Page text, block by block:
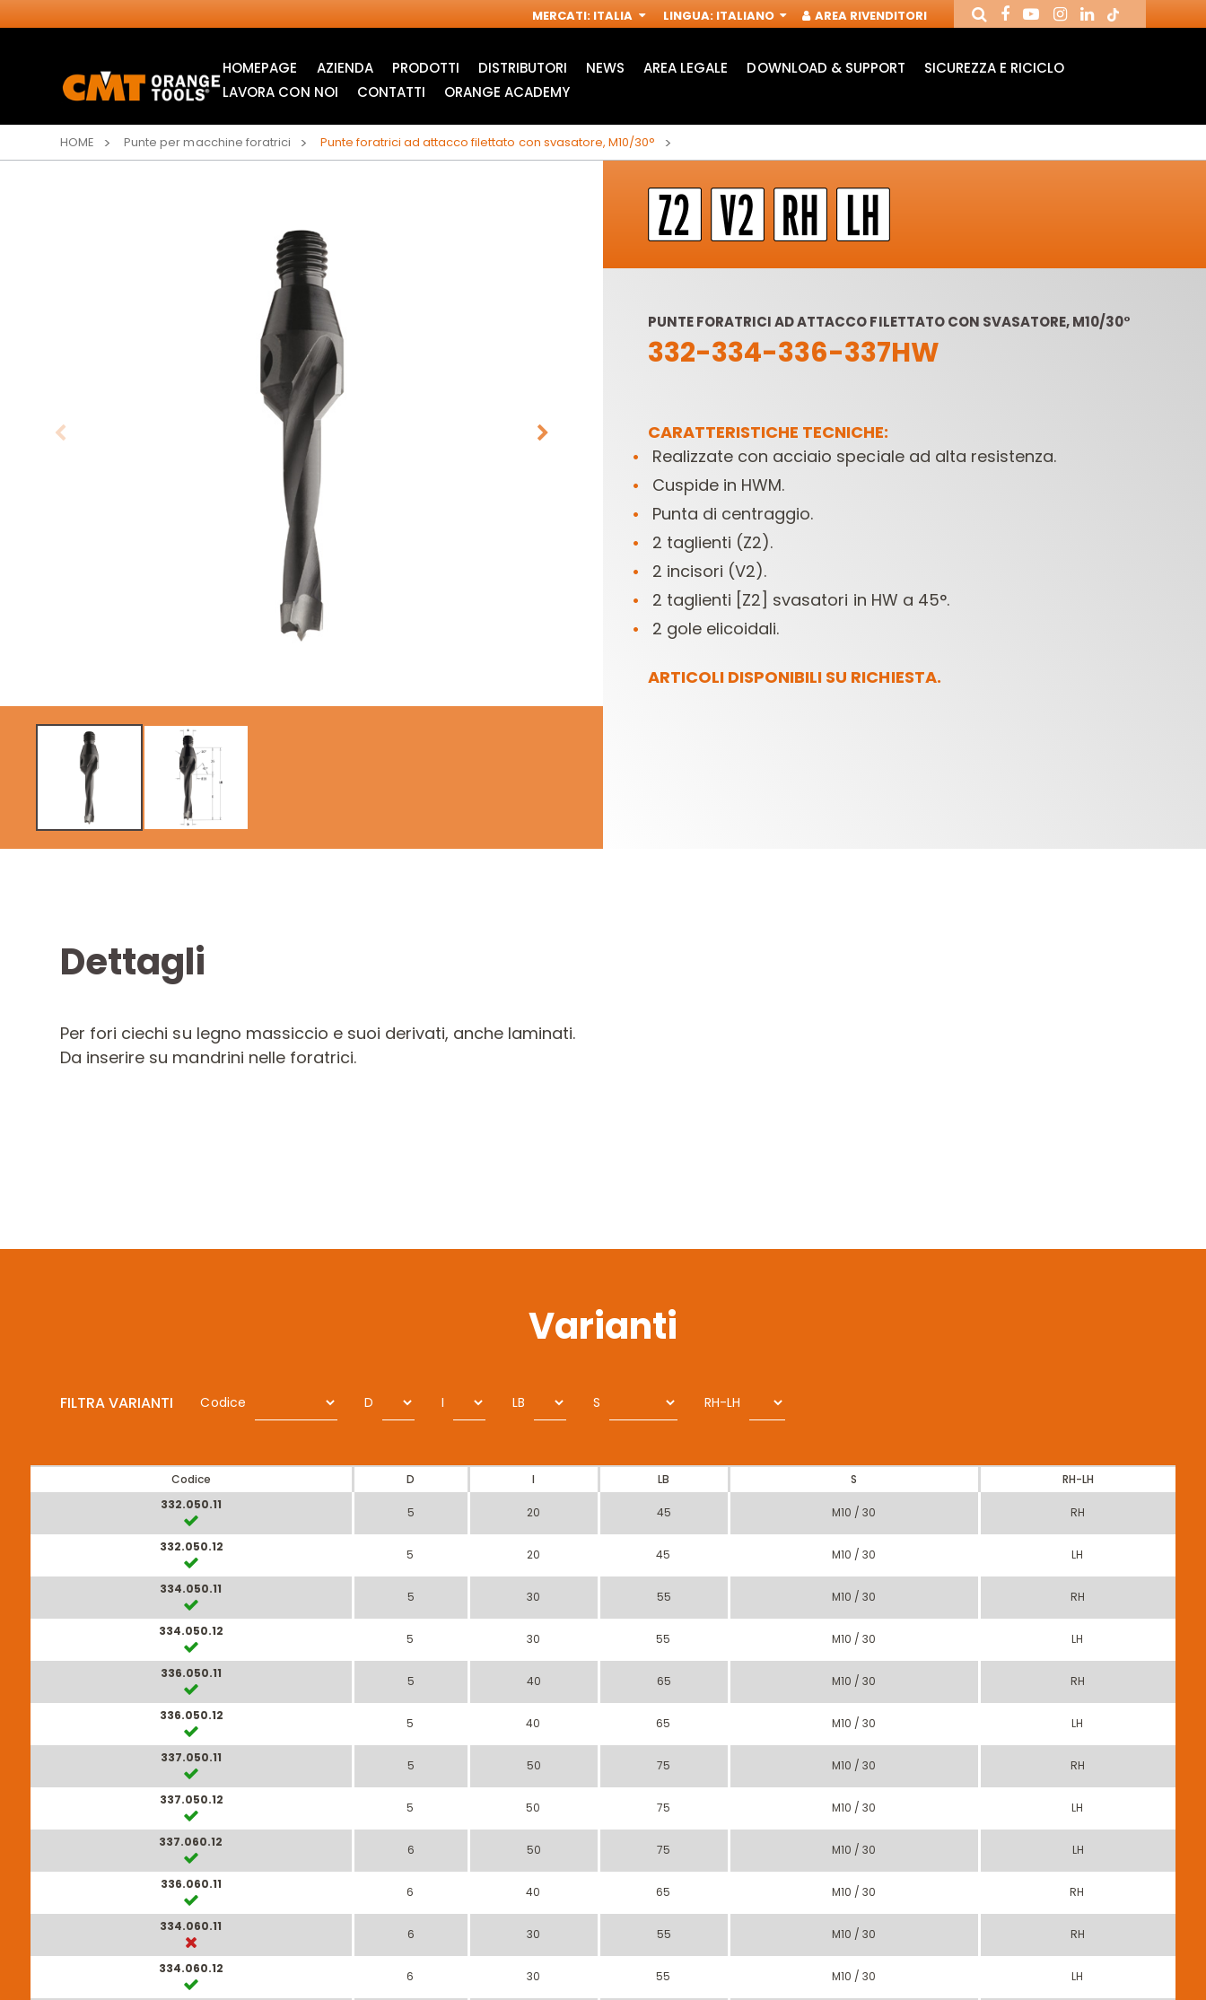
MERCATI: ITALIA LINGUA: ITALIANO AREA RIVENDITORI
HOMEPAGE AZIENDA PRODOTTI
LAME PER SEGHETTI
ALTERNATIVI
LAME PER SEGHE A
GATTUCCIO
FRESE INDUSTRIALI
PER
SET DI FRESE PER
ELETTROFRESATRICI
MANDRINI E FRESE
PER CNC
FRESE PER
ELETTROFRESATRICI
DISTRIBUTORI NEWS AREA LEGALE DOWNLOAD & SUPPORT
SICUREZZA E RICICLO
LAVORA CON NOI
CONTATTI ORANGE ACADEMY
HOME Punte per macchine foratrici Punte foratrici ad attacco filettato con svasatore, M10/30°
PUNTE FORATRICI AD ATTACCO FILETTATO CON SVASATORE, M10/30°
332-334-336-337HW
CARATTERISTICHE TECNICHE:
Realizzate con acciaio speciale ad alta resistenza.
Cuspide in HWM.
Punta di centraggio.
2 taglienti (Z2).
2 incisori (V2).
2 taglienti [Z2] svasatori in HW a 45°.
2 gole elicoidali.
ARTICOLI DISPONIBILI SU RICHIESTA.
Dettagli
Per fori ciechi su legno massiccio e suoi derivati, anche laminati.
Da inserire su mandrini nelle foratrici.
Varianti
FILTRA VARIANTI Codice D I LB S RH-LH
Codice D I LB S
RH-LH
332.050.11
5 20 45 M10 / 30 RH
332.050.12
5 20 45 M10 / 30 LH
334.050.11
5 30 55 M10 / 30 RH
334.050.12
5 30 55 M10 / 30 LH
336.050.11
5 40 65 M10 / 30 RH
336.050.12
5 40 65 M10 / 30 LH
337.050.11
5 50 75 M10 / 30 RH
337.050.12
5 50 75 M10 / 30 LH
337.060.12
6 50 75 M10 / 30 LH
336.060.11
6 40 65 M10 / 30 RH
334.060.11
6 30 55 M10 / 30 RH
334.060.12
6 30 55 M10 / 30 LH